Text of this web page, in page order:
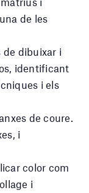
de les
de dibuixar i
identificant
i els
de coure.
i
color com
i